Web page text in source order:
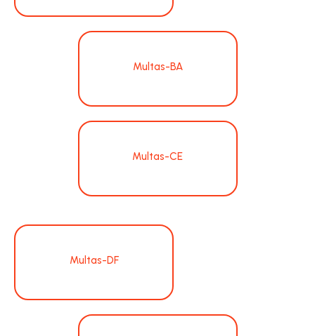
Multas-BA
Multas-CE
Multas-DF